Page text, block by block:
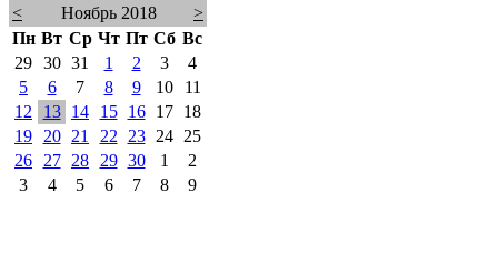
< Ноябрь 2018
>
Пн Вт Ср Чт Пт Сб Вс
29 30 31 1 2 3
4
5
6 7 8 9 10
11
12
13 14 15 16 17
18
19
20 21 22 23 24
25
26
27 28 29 30 1
2
3
4 5 6 7 8 9